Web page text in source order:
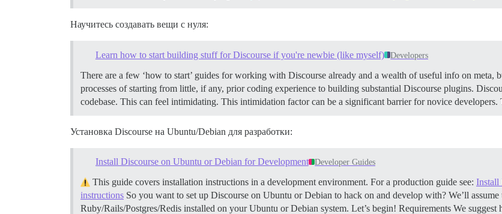
Научитесь создавать вещи с нуля:
Learn how to start building stuff for Discourse if you're newbie (like myself) Developers
There are a few ‘how to start’ guides for working with Discourse already and a wealth of useful info on
processes of starting from little, if any, prior coding experience to building substantial Discourse plugins.
codebase. This can feel intimidating. This intimidation factor can be a significant barrier for novice
Установка Discourse на Ubuntu/Debian для разработки:
Install Discourse on Ubuntu or Debian for Development Developer Guides
This guide covers installation instructions in a development environment. For a production guide see: Install
instructions So you want to set up Discourse on Ubuntu or Debian to hack on and develop with? We’ll
Ruby/Rails/Postgres/Redis installed on your Ubuntu or Debian system. Let’s begin! Requirements We